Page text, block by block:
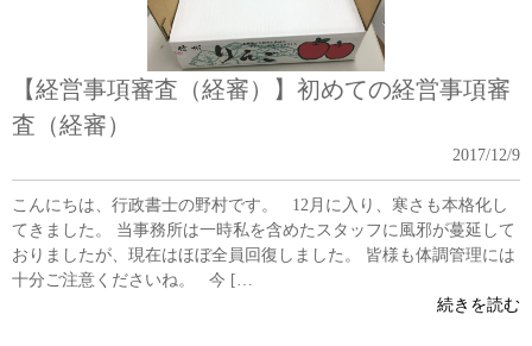
【経営事項審査（経審）】初めての経営事項審
査（経審）
2017/12/9
こんにちは、行政書士の野村です。 12月に入り、寒さも本格化し
てきました。 当事務所は一時私を含めたスタッフに風邪が蔓延して
おりましたが、現在はほぼ全員回復しました。 皆様も体調管理には
十分ご注意くださいね。 今 […
続きを読む